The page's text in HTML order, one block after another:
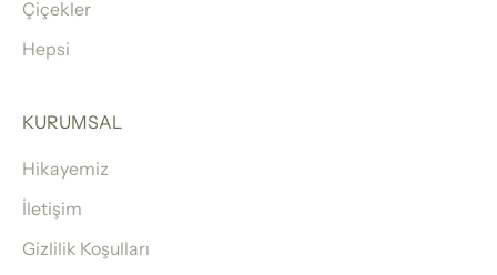
Çiçekler
Hepsi
KURUMSAL
Hikayemiz
İletişim
Gizlilik Koşulları